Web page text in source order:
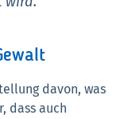
davon, was
dass auch